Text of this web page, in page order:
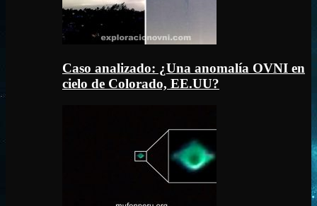
Caso analizado: ¿Una anomalía OVNI en
cielo de Colorado, EE.UU?